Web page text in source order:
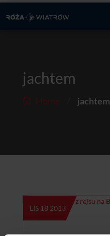
jachtem
Home jachtem
LIS 18 2013